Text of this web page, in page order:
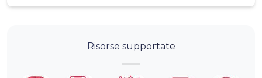
Risorse supportate